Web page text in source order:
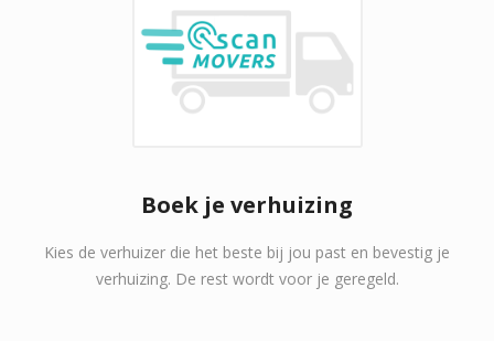
Boek je verhuizing
Kies de verhuizer die het beste bij jou past en bevestig je
verhuizing. De rest wordt voor je geregeld.